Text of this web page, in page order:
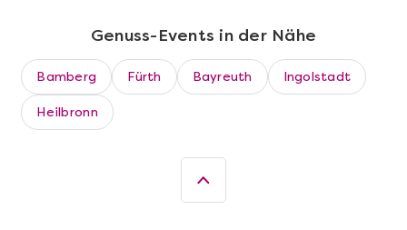
Genuss-Events in der Nähe
Bamberg Fürth Bayreuth Ingolstadt
Heilbronn